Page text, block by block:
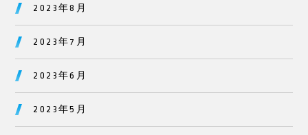
2023年8月
2023年7月
2023年6月
2023年5月